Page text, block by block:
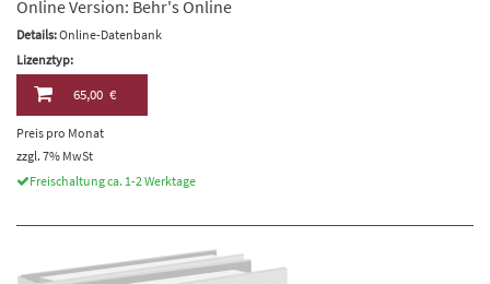
Online Version: Behr's Online
Details:Online-Datenbank
Lizenztyp:
65,00 €
Preis pro Monat
zzgl. 7% MwSt
Freischaltung ca. 1-2 Werktage